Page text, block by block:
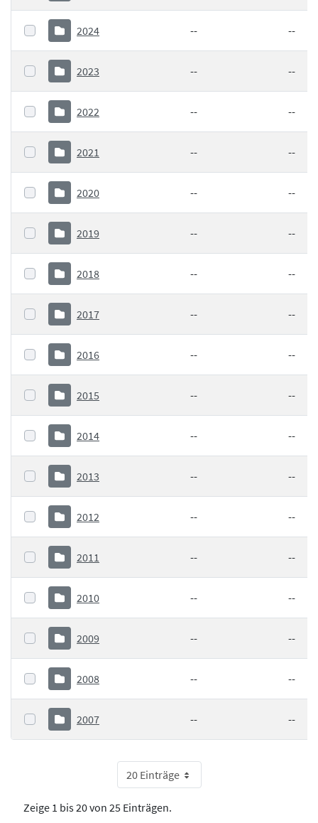
2024 -- --
2023 -- --
2022 -- --
2021 -- --
2020 -- --
2019 -- --
2018 -- --
2017 -- --
2016 -- --
2015 -- --
2014 -- --
2013 -- --
2012 -- --
2011 -- --
2010 -- --
2009 -- --
2008 -- --
2007 -- --
20 Einträge
Zeige 1 bis 20 von 25 Einträgen.